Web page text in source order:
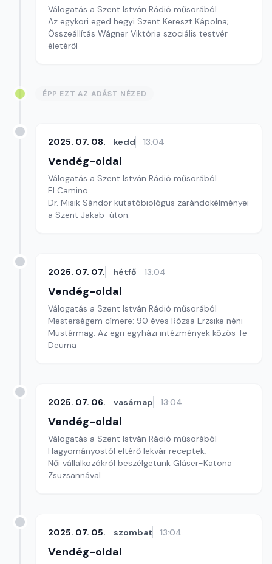
Válogatás a Szent István Rádió műsorából
Az egykori eged hegyi Szent Kereszt Kápolna;
Összeállítás Wágner Viktória szociális testvér
életéről
ÉPP EZT AZ ADÁST NÉZED
2025. 07. 08. kedd 13:04
Vendég-oldal
Válogatás a Szent István Rádió műsorából
El Camino
Dr. Misik Sándor kutatóbiológus zarándokélményei
a Szent Jakab-úton.
2025. 07. 07. hétfő 13:04
Vendég-oldal
Válogatás a Szent István Rádió műsorából
Mesterségem címere: 90 éves Rózsa Erzsike néni
Mustármag: Az egri egyházi intézmények közös Te
Deuma
2025. 07. 06. vasárnap 13:04
Vendég-oldal
Válogatás a Szent István Rádió műsorából
Hagyományostól eltérő lekvár receptek;
Női vállalkozókról beszélgetünk Gláser-Katona
Zsuzsannával.
2025. 07. 05. szombat 13:04
Vendég-oldal